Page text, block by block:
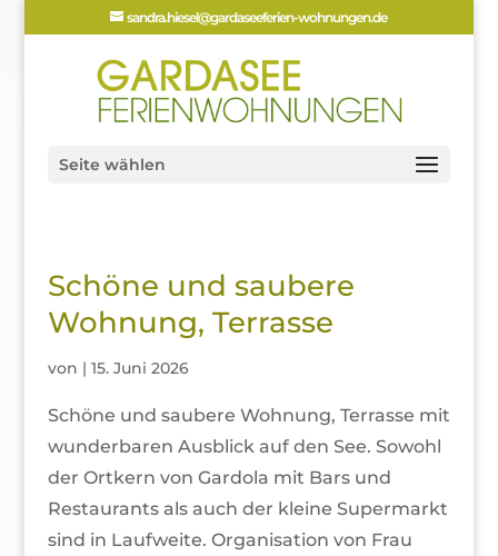
sandra.hiesel@gardaseeferien-wohnungen.de
Seite wählen
Schöne und saubere
Wohnung, Terrasse
von | 15. Juni 2026
Schöne und saubere Wohnung, Terrasse mit
wunderbaren Ausblick auf den See. Sowohl
der Ortkern von Gardola mit Bars und
Restaurants als auch der kleine Supermarkt
sind in Laufweite. Organisation von Frau